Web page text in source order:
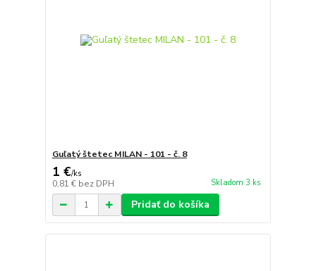
Guľatý štetec MILAN - 101 - č. 8
1 €/ks
0,81 € bez DPH Skladom 3 ks
Pridať do košíka